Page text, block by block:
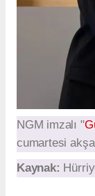
NGM imzalı "
cumartesi
Kaynak: